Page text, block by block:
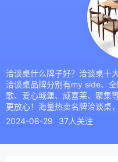
洽谈桌什么牌子好？洽谈桌十
洽谈桌品牌分别有my side、
歌、爱心城堡、威喜莱、聚集
更放心！海量热卖名牌洽谈桌
2024-08-29
37人关注